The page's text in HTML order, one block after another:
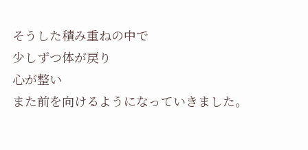
そうした積み重ねの中で
少しずつ体が戻り
心が整い
また前を向けるようになっていきました。